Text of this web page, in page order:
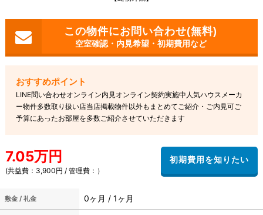
空室確認・内見希望・初期費用など
LINE問い合わせオンライン内見オンライン契約実施中人気ハウスメーカ
ー物件多数取り扱い店当店掲載物件以外もまとめてご紹介・ご内見可ご
予算にあったお部屋を多数ご紹介させていただきます
7.05万円
(共益費：3,900円 / 管理費：）
敷金 / 礼金 0ヶ月 / 1ヶ月